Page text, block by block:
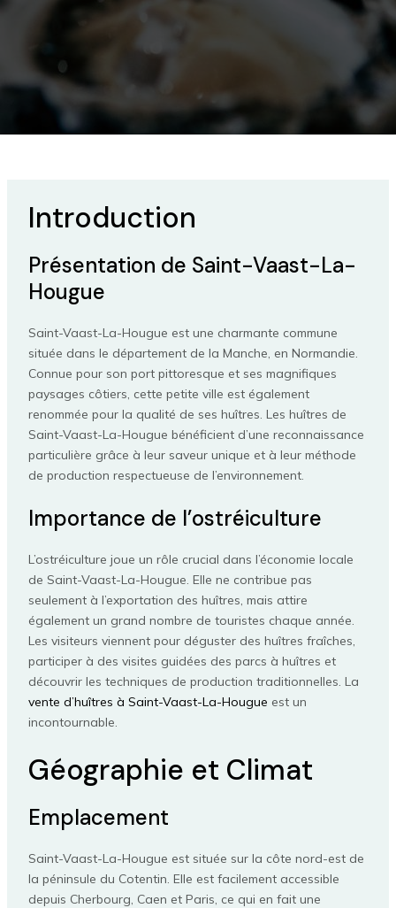
Introduction
Présentation de Saint-Vaast-La-
Hougue
Saint-Vaast-La-Hougue est une charmante commune
située dans le département de la Manche, en Normandie.
Connue pour son port pittoresque et ses magnifiques
paysages côtiers, cette petite ville est également
renommée pour la qualité de ses huîtres. Les huîtres de
Saint-Vaast-La-Hougue bénéficient d’une reconnaissance
particulière grâce à leur saveur unique et à leur méthode
de production respectueuse de l’environnement.
Importance de l’ostréiculture
L’ostréiculture joue un rôle crucial dans l’économie locale
de Saint-Vaast-La-Hougue. Elle ne contribue pas
seulement à l’exportation des huîtres, mais attire
également un grand nombre de touristes chaque année.
Les visiteurs viennent pour déguster des huîtres fraîches,
participer à des visites guidées des parcs à huîtres et
découvrir les techniques de production traditionnelles. La
vente d’huîtres à Saint-Vaast-La-Hougue est un
incontournable.
Géographie et Climat
Emplacement
Saint-Vaast-La-Hougue est située sur la côte nord-est de
la péninsule du Cotentin. Elle est facilement accessible
depuis Cherbourg, Caen et Paris, ce qui en fait une